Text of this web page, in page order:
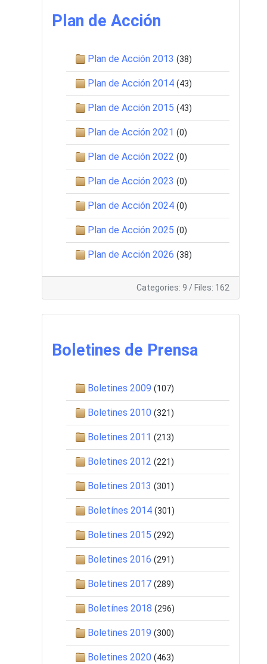
Plan de Acción
Plan de Acción 2013 (38)
Plan de Acción 2014 (43)
Plan de Acción 2015 (43)
Plan de Acción 2021 (0)
Plan de Acción 2022 (0)
Plan de Acción 2023 (0)
Plan de Acción 2024 (0)
Plan de Acción 2025 (0)
Plan de Acción 2026 (38)
Categories: 9 / Files: 162
Boletines de Prensa
Boletines 2009 (107)
Boletines 2010 (321)
Boletines 2011 (213)
Boletines 2012 (221)
Boletines 2013 (301)
Boletínes 2014 (301)
Boletines 2015 (292)
Boletines 2016 (291)
Boletines 2017 (289)
Boletínes 2018 (296)
Boletines 2019 (300)
Boletines 2020 (463)